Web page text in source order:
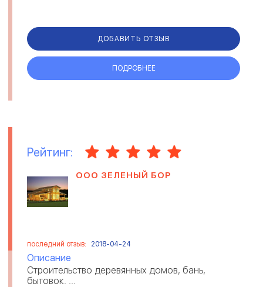
ДОБАВИТЬ ОТЗЫВ
ПОДРОБНЕЕ
Рейтинг:
ООО ЗЕЛЕНЫЙ БОР
последний отзыв: 2018-04-24
Описание
Строительство деревянных домов, бань,
бытовок. ...